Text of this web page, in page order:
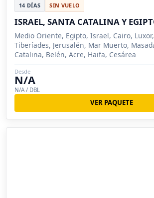
14 DÍAS SIN VUELO
ISRAEL, SANTA CATALINA Y
Medio Oriente, Egipto, Israel, Cairo,
Tiberíades, Jerusalén, Mar Muerto,
Catalina, Belén, Acre, Haifa, Cesárea
Desde
N/A
N/A / DBL
VER PAQUETE